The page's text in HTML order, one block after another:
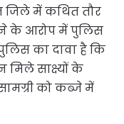
जिले में कथित तौर
के आरोप में पुलिस
का दावा है कि
मिले साक्ष्यों के
को कब्जे में